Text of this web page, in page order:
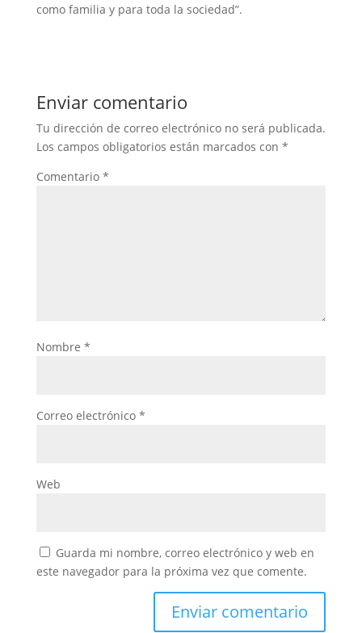
como familia y para toda la sociedad”.
Enviar comentario
Tu dirección de correo electrónico no será publicada.
Los campos obligatorios están marcados con *
Comentario *
Nombre *
Correo electrónico *
Web
Guarda mi nombre, correo electrónico y web en
este navegador para la próxima vez que comente.